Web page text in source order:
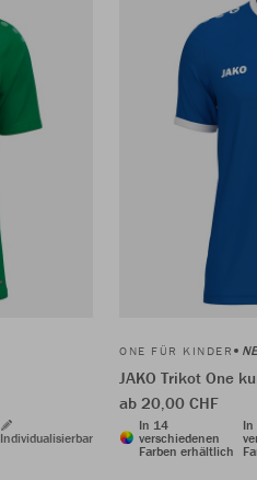
Individualisierbar
ONE FÜR KINDER
JAKO Trikot One
ab 20,00 CHF
In 14
verschiedenen
Farben erhältlich
In